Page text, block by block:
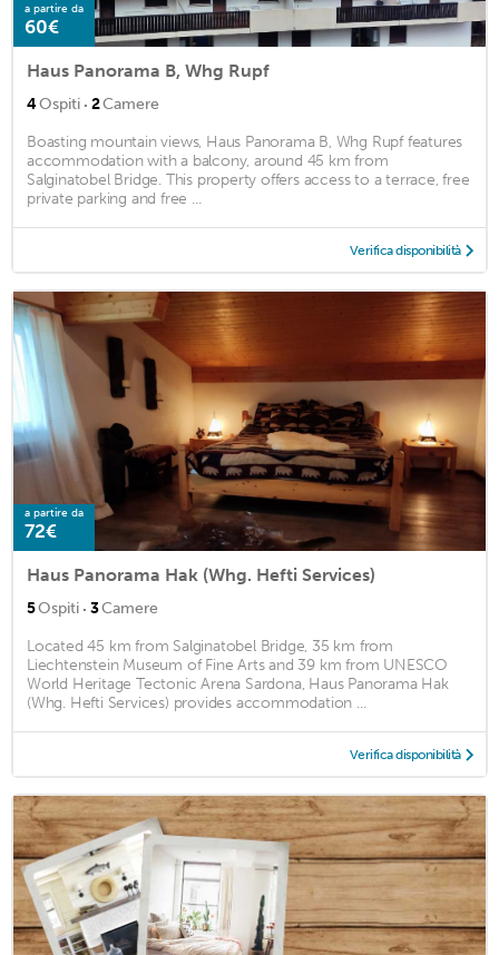
a partire da
60€
Haus Panorama B, Whg Rupf
4Ospiti · 2Camere
Boasting mountain views, Haus Panorama B, Whg Rupf features
accommodation with a balcony, around 45 km from
Salginatobel Bridge. This property offers access to a terrace, free
private parking and free ...
Verifica disponibilità
a partire da
72€
Haus Panorama Hak (Whg. Hefti Services)
5Ospiti · 3Camere
Located 45 km from Salginatobel Bridge, 35 km from
Liechtenstein Museum of Fine Arts and 39 km from UNESCO
World Heritage Tectonic Arena Sardona, Haus Panorama Hak
(Whg. Hefti Services) provides accommodation ...
Verifica disponibilità